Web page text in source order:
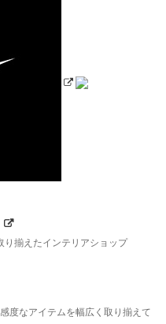
り揃えたインテリアショップ
度なアイテムを幅広く取り揃えて